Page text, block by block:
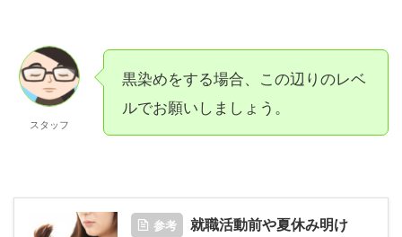
スタッフ
黒染めをする場合、この辺りのレベ
ルでお願いしましょう。
参考
就職活動前や夏休み明け